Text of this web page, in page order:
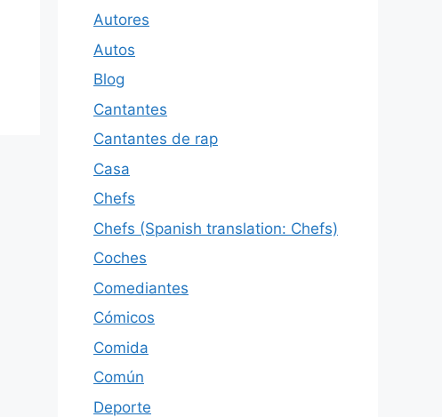
Autores
Autos
Blog
Cantantes
Cantantes de rap
Casa
Chefs
Chefs (Spanish translation: Chefs)
Coches
Comediantes
Cómicos
Comida
Común
Deporte